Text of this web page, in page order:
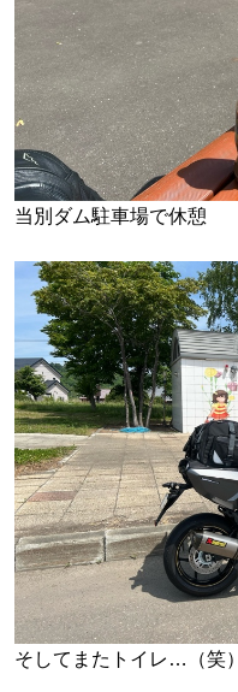
当別ダム駐車場で休憩
そしてまたトイレ…（笑）